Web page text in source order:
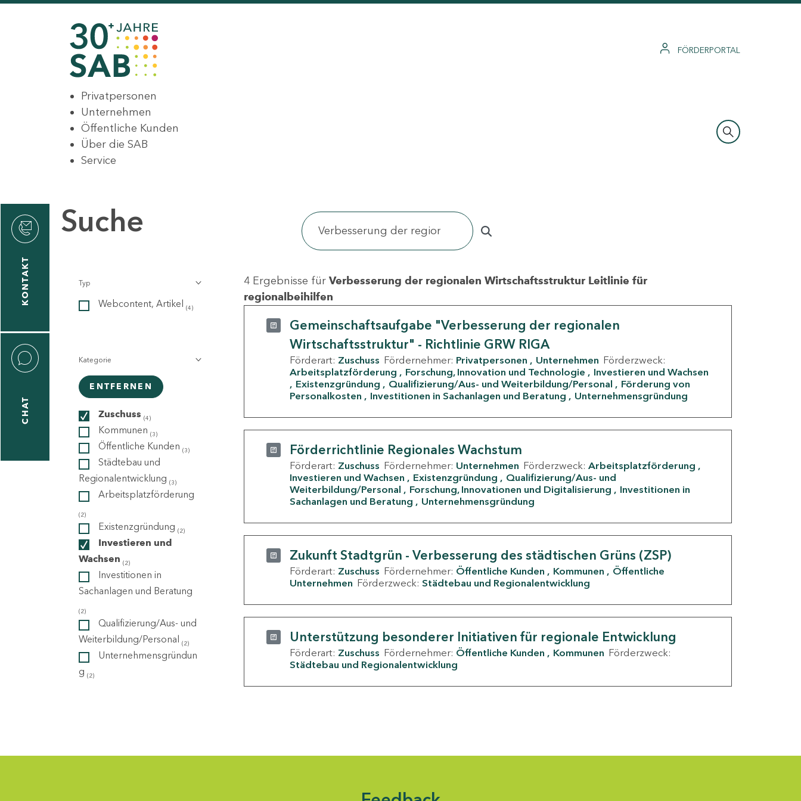
FÖRDERPORTAL
Privatpersonen
Unternehmen
Öffentliche Kunden
Über die SAB
Service
KONTAKT
CHAT
Suche
Typ
Webcontent, Artikel (4)
Kategorie
ENTFERNEN
Zuschuss (4)
Kommunen (3)
Öffentliche Kunden (3)
Städtebau und
Regionalentwicklung (3)
Arbeitsplatzförderung
(2)
Existenzgründung (2)
Investieren und
Wachsen (2)
Investitionen in
Sachanlagen und Beratung
(2)
Qualifizierung/Aus- und
Weiterbildung/Personal (2)
Unternehmensgründun
g (2)
4 Ergebnisse für Verbesserung der regionalen Wirtschaftsstruktur Leitlinie für
regionalbeihilfen
Gemeinschaftsaufgabe "Verbesserung der regionalen
Wirtschaftsstruktur" - Richtlinie GRW RIGA
Förderart: Zuschuss Fördernehmer: Privatpersonen Unternehmen Förderzweck:
Arbeitsplatzförderung
Forschung, Innovation und Technologie
Investieren und Wachsen
Existenzgründung
Qualifizierung/Aus- und Weiterbildung/Personal
Förderung von
Personalkosten
Investitionen in Sachanlagen und Beratung Unternehmensgründung
Förderrichtlinie Regionales Wachstum
Förderart: Zuschuss Fördernehmer: Unternehmen Förderzweck: Arbeitsplatzförderung
Investieren und Wachsen
Existenzgründung
Qualifizierung/Aus- und
Weiterbildung/Personal
Forschung, Innovationen und Digitalisierung
Investitionen in
Sachanlagen und Beratung
Unternehmensgründung
Zukunft Stadtgrün - Verbesserung des städtischen Grüns (ZSP)
Förderart: Zuschuss Fördernehmer: Öffentliche Kunden Kommunen
Öffentliche
Unternehmen Förderzweck: Städtebau und Regionalentwicklung
Unterstützung besonderer Initiativen für regionale Entwicklung
Förderart: Zuschuss Fördernehmer: Öffentliche Kunden Kommunen Förderzweck:
Städtebau und Regionalentwicklung